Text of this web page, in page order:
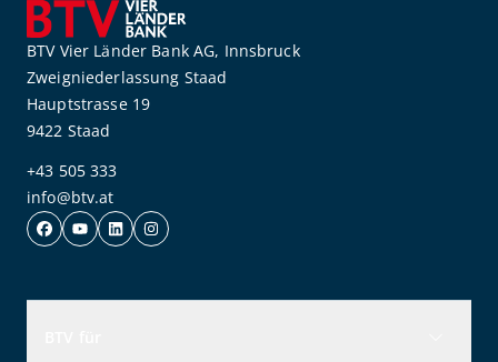
BTV Vier Länder Bank AG, Innsbruck
Zweigniederlassung Staad
Hauptstrasse 19
9422 Staad
+43 505 333
info@btv.at